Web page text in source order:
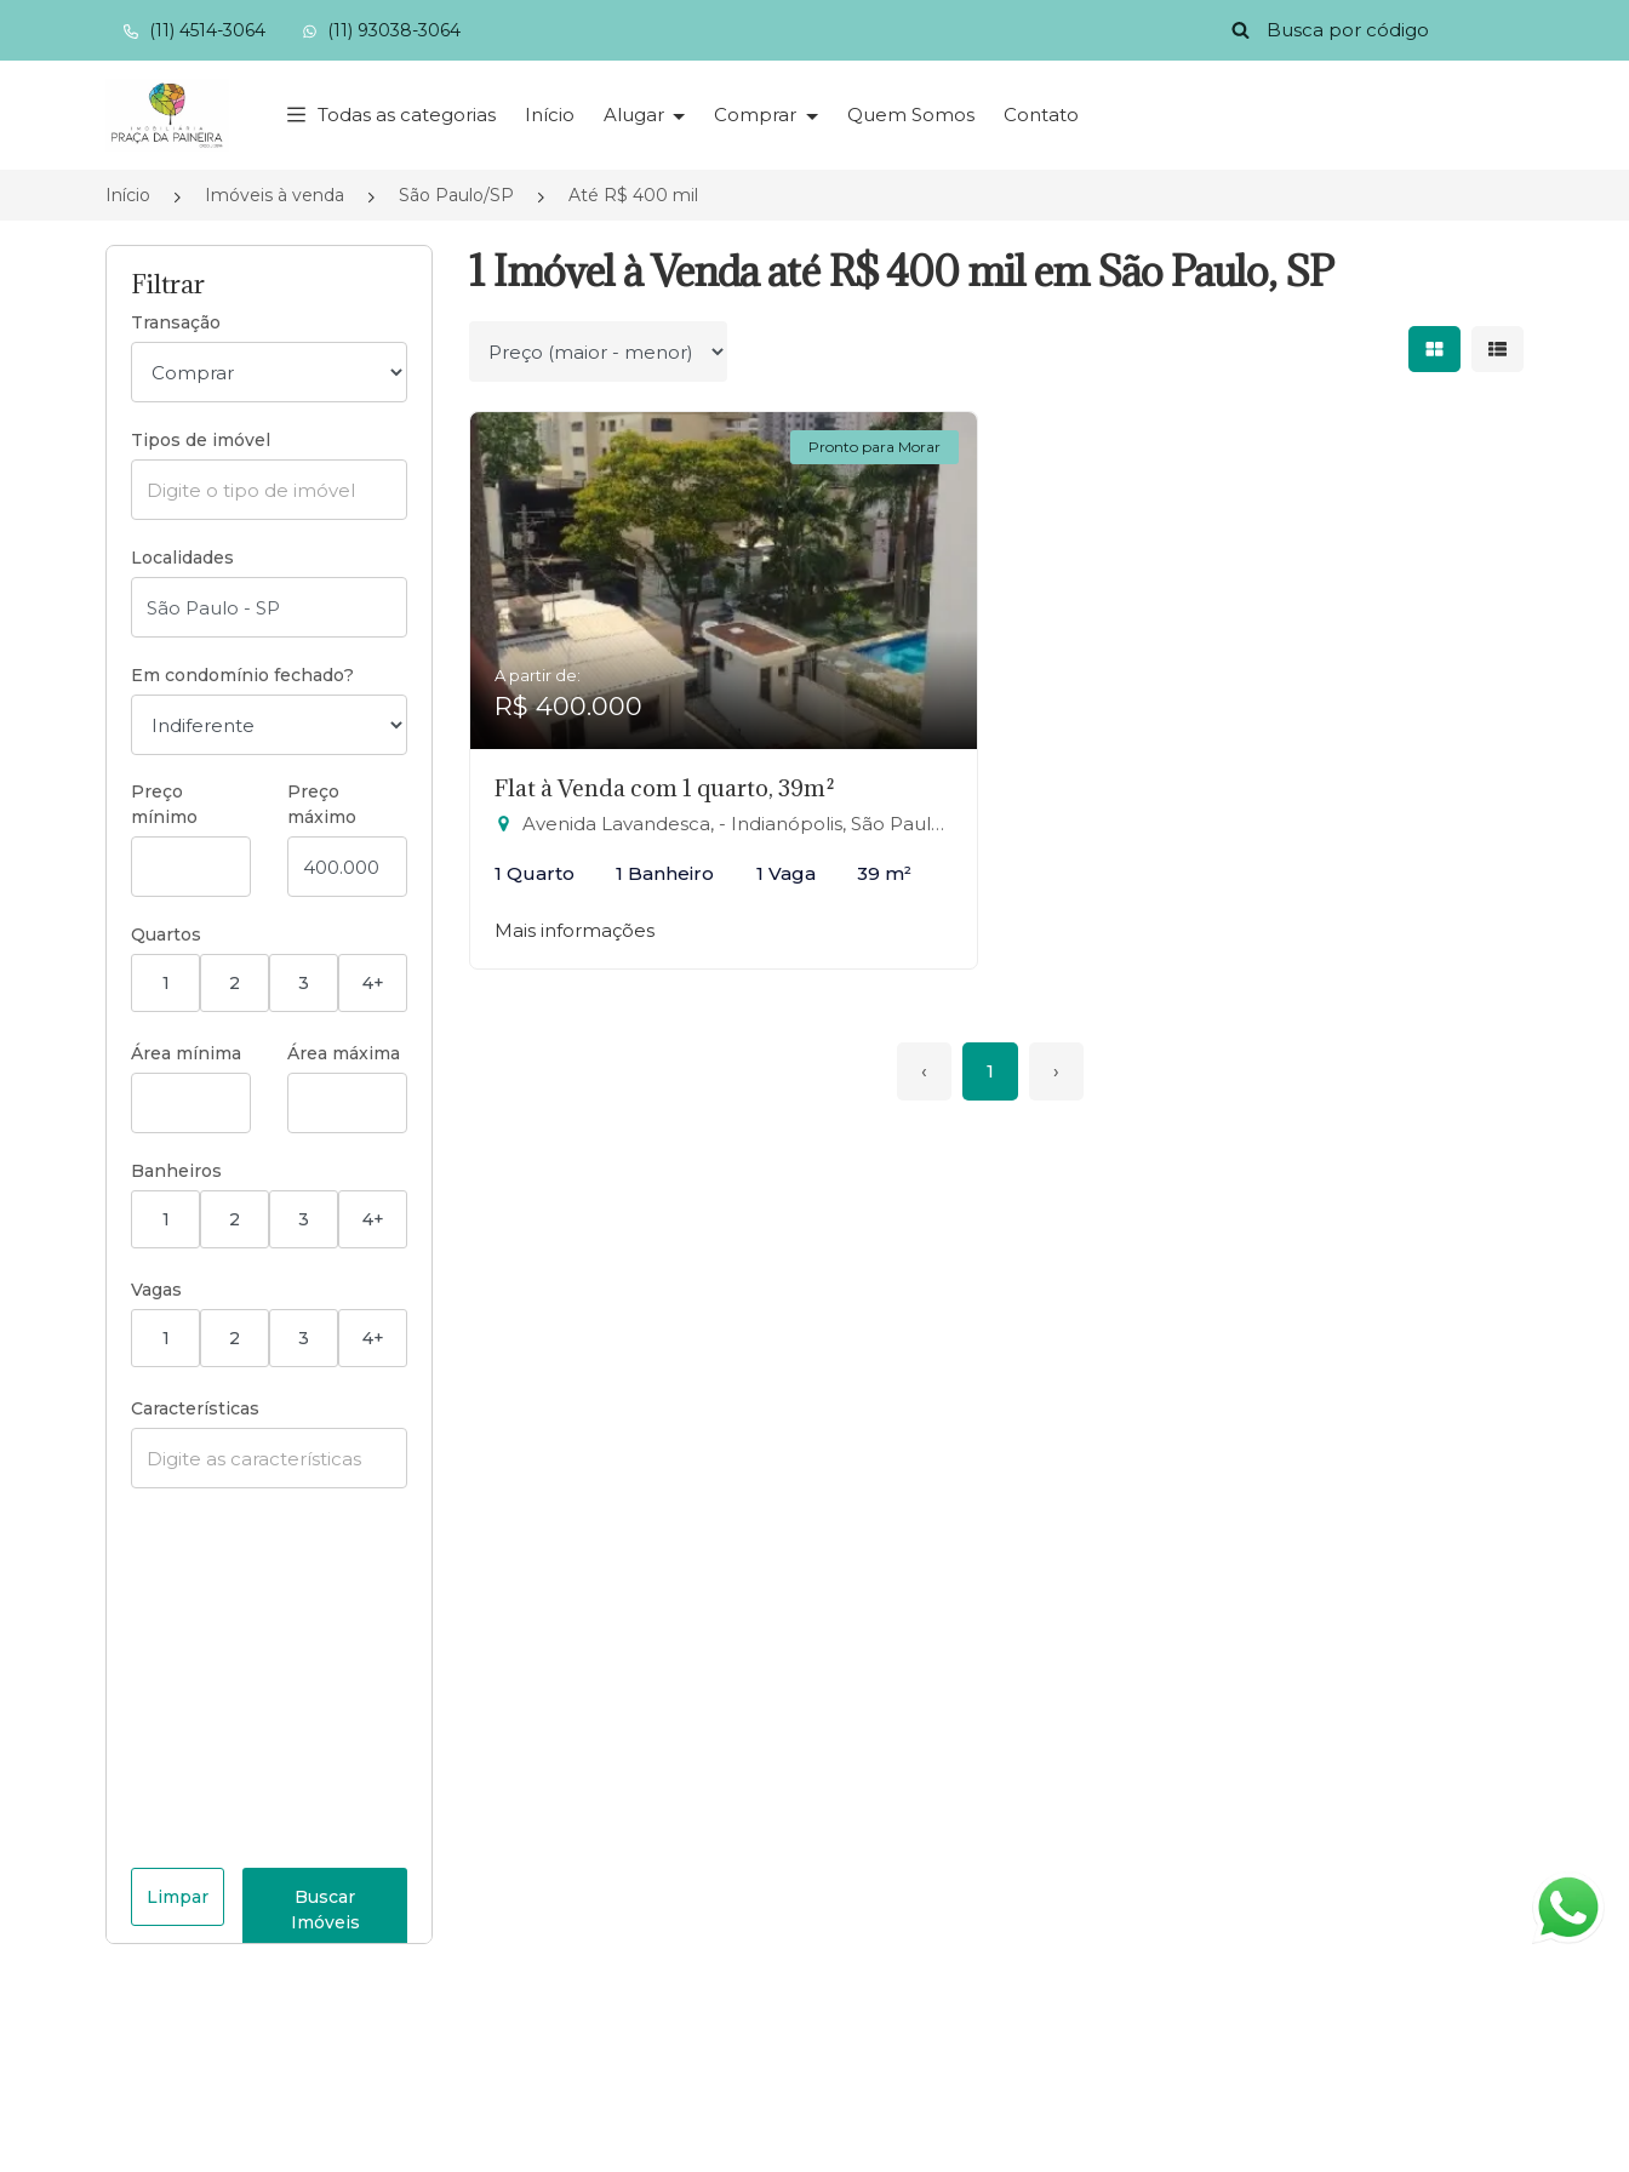
(11) 4514-3064 (11) 93038-3064
Página inicial
Todas as categorias Início Alugar Comprar Quem Somos Contato
Início Imóveis à venda São Paulo/SP Até R$ 400 mil
Filtrar
Transação
Tipos de imóvel
Localidades
Em condomínio fechado?
Preço
mínimo
Preço
máximo
Quartos
1 2 3 4+
Área mínima Área máxima
Banheiros
1 2 3 4+
Vagas
1 2 3 4+
Características
Limpar
Buscar
Imóveis
1 Imóvel à Venda até R$ 400 mil em São Paulo, SP
Ordenar por Mostrar resultados
Mostrar
Pronto para Morar
A partir de:
R$ 400.000
Flat à Venda com 1 quarto, 39m²
Avenida Lavandesca, - Indianópolis, São Paulo-SP
1 Quarto 1 Banheiro 1 Vaga 39 m²
Mais informações
‹ 1 ›